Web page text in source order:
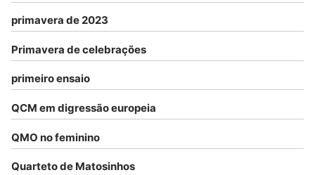
primavera de 2023
Primavera de celebrações
primeiro ensaio
QCM em digressão europeia
QMO no feminino
Quarteto de Matosinhos